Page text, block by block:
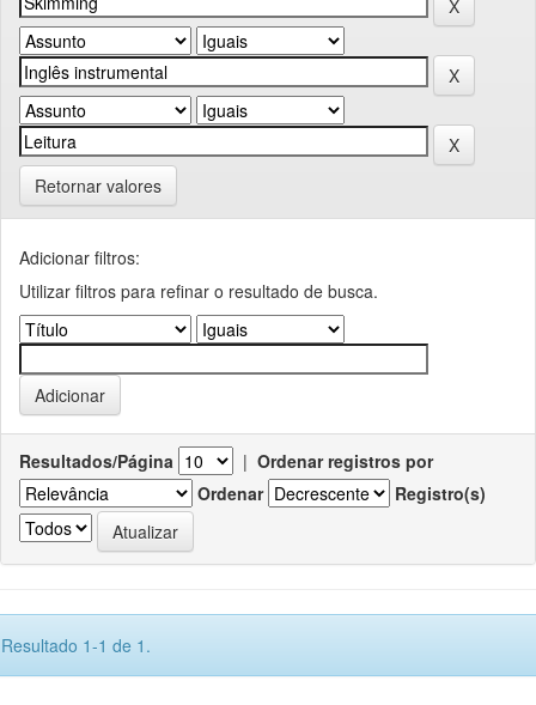
Retornar valores
Adicionar filtros:
Utilizar filtros para refinar o resultado de busca.
Resultados/Página | Ordenar registros por
Ordenar
Registro(s)
Resultado 1-1 de 1.